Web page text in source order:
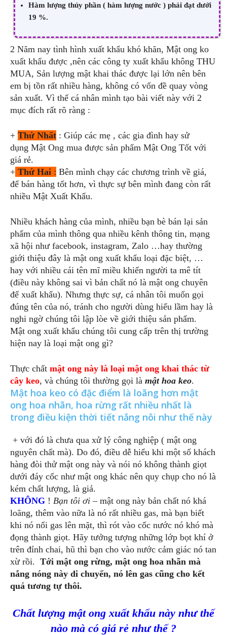
Hàm lượng thủy phần ( hàm lượng nước ) phải đạt dưới
19 %.
2 Năm nay tình hình xuất khẩu khó khăn, Mật ong ko
xuất khẩu được ,nên các công ty xuất khẩu không THU
MUA, Sản lượng mật khai thác được lại lớn nên bên
em bị tồn rất nhiều hàng, không có vốn đề quay vòng
sản xuất. Vì thế cá nhân mình tạo bài viết này với 2
mục đích rất rõ ràng :
+ Thứ Nhất : Giúp các mẹ , các gia đình hay sử
dụng Mật Ong mua được sản phẩm Mật Ong Tốt với
giá rẻ.
+ Thứ Hai : Bên mình chạy các chương trình về giá,
để bán hàng tốt hơn, vì thực sự bên mình đang còn rất
nhiều Mật Xuất Khẩu.
Nhiều khách hàng của mình, nhiều bạn bè bán lại sản
phẩm của mình thông qua nhiều kênh thông tin, mạng
xã hội như facebook, instagram, Zalo …hay thường
giới thiệu đây là mật ong xuất khẩu loại đặc biệt, …
hay với nhiều cái tên mĩ miều khiến người ta mê tít
(điều này không sai vì bản chất nó là mật ong chuyên
để xuất khẩu). Nhưng thực sự, cá nhân tôi muốn gọi
đúng tên của nó, tránh cho người dùng hiểu lầm hay là
nghi ngờ chúng tôi lập lòe về giới thiệu sản phẩm.
Mật ong xuất khẩu chúng tôi cung cấp trên thị trường
hiện nay là loại mật ong gì?
Thực chất mật ong này là loại mật ong khai thác từ
cây keo, và chúng tôi thường gọi là mật hoa keo.
Mật hoa keo có đặc điểm là loãng hơn mật
ong hoa nhãn, hoa rừng rất nhiều nhất là
trong điều kiện thời tiết nắng nôi như thế này
+ với đó là chưa qua xử lý công nghiệp ( mật ong
nguyên chất mà). Do đó, điều dễ hiểu khi một số khách
hàng đòi thử mật ong này và nói nó không thành giọt
dưới đáy cốc như mật ong khác nên quy chụp cho nó là
kém chất lượng, là giả.
KHÔNG ! Bạn tôi ơi – mật ong này bản chất nó khá
loãng, thêm vào nữa là nó rất nhiều gas, mà bạn biết
khi nó nổi gas lên mặt, thì rót vào cốc nước nó khó mà
đọng thành giọt. Hãy tưởng tượng những lớp bọt khí ở
trên đỉnh chai, hũ thì bạn cho vào nước cảm giác nó tan
xừ rồi. Tới mật ong rừng, mật ong hoa nhãn mà
nắng nóng này di chuyển, nó lên gas cũng cho kết
quả tương tự thôi.
Chất lượng mật ong xuất khẩu này như thế
nào mà có giá rẻ như thế ?